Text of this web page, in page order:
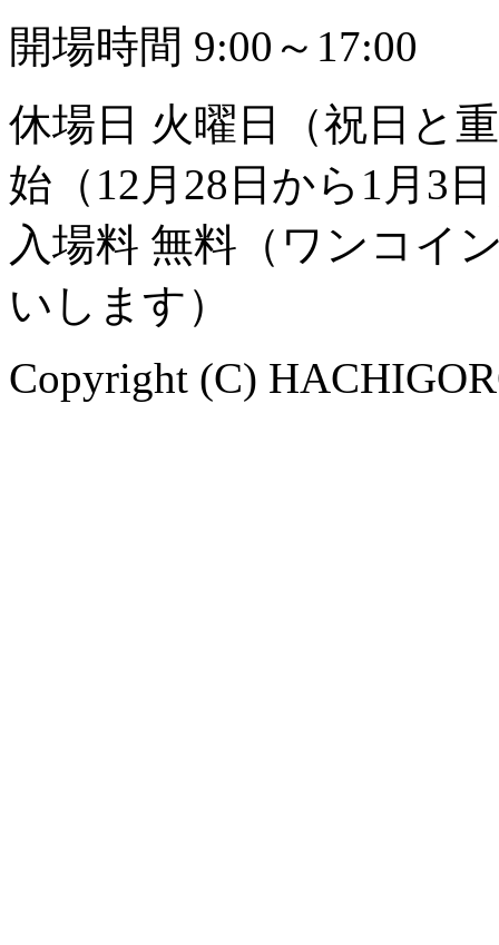
開場時間 9:00～17:00
休場日 火曜日（祝日と
始（12月28日から1月3
入場料 無料（ワンコイ
いします）
Copyright (C)